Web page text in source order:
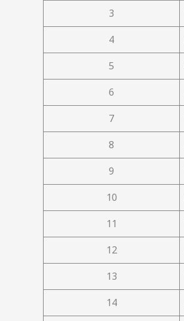
3
4
5
6
7
8
9
10
11
12
13
14